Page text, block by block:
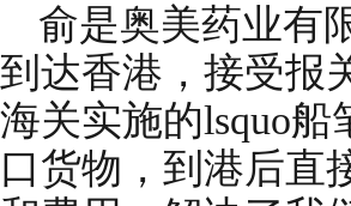
俞是奥美药业有
到达香港，接受报
海关实施的lsquo
口货物，到港后直